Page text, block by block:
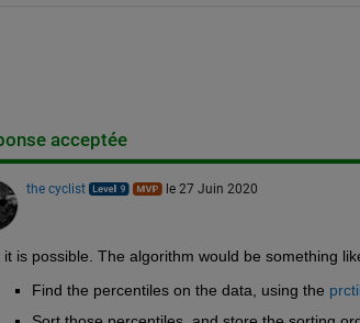
acceptée
the cyclist le 27 Juin 2020
it is possible. The algorithm would be something
Find the percentiles on the data, using the